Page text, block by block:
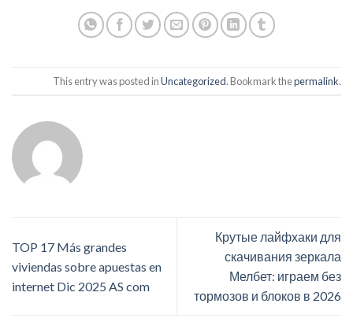
This entry was posted inUncategorized. Bookmark thepermalink.
TOP 17 Más grandes
viviendas sobre apuestas en
internet Dic 2025 AS com
Крутые лайфхаки для
скачивания зеркала
Мелбет: играем без
тормозов и блоков в 2026